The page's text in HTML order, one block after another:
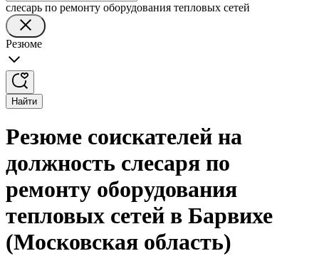
слесарь по ремонту оборудования тепловых сетей
Резюме
Найти
Резюме соискателей на
должность слесаря по
ремонту оборудования
тепловых сетей в Барвихе
(Московская область)